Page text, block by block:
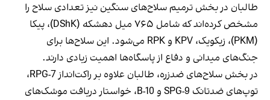
طالبان در بخش ترمیم سلاح‌های سنگین نیز تعدادی سلاح را
مشخص کرده‌اند که شامل ۷۶۵ میل دهشکه (DShK)، پیکا
(PKM)، زیکویک، KPV و RPK می‌شود. این سلاح‌ها برای
جنگ‌های میدانی و دفاع از پاسگاه‌ها اهمیت زیادی دارند.
در بخش سلاح‌های ضدزره، طالبان علاوه بر راکت‌انداز RPG-7،
توپ‌های ضدتانک SPG-9 و B-10، خواستار دریافت موشک‌های